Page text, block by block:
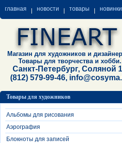
главная новости товары новинки
Магазин для художников и
Товары для творчества и хобби.
Санкт-Петербург, Соляной
(812) 579-99-46,
Товары для художников
Альбомы для рисования
Аэрография
Блокноты для записей